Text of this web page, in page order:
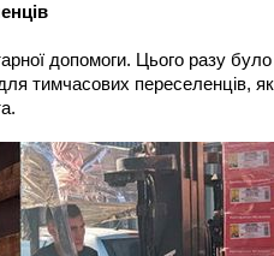
допомоги. Цього разу
тимчасових переселенців,